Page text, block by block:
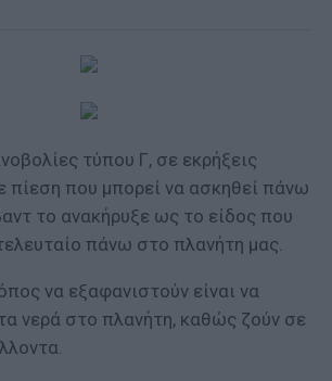
τύπου Γ, σε εκρήξεις
πίεση που μπορεί να ασκηθεί πάνω
το ανακήρυξε ως το είδος που
πάνω στο πλανήτη μας.
να εξαφανιστούν είναι να
νερά στο πλανήτη, καθώς ζούν σε